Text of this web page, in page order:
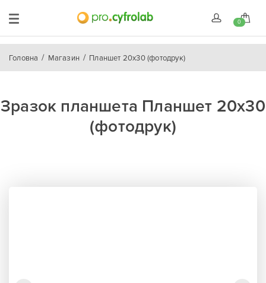
0
Головна Магазин Планшет 20x30 (фотодрук)
Зразок планшета Планшет 20x30
(фотодрук)